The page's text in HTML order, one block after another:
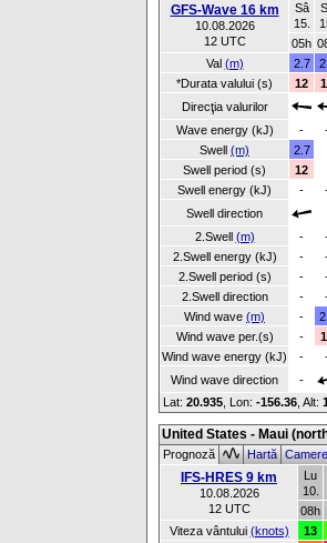
GFS-Wave 16 km
10.08.2026
12 UTC
Sâ
15.
05h
Val (m) 2.7
*Durata valului (s)
12
Direcţia valurilor
Wave energy (kJ)
-
Swell (m) 2.7
Swell period (s)
12
Swell energy (kJ)
-
Swell direction
2.Swell (m) -
2.Swell energy (kJ)
-
2.Swell period (s)
-
2.Swell direction
-
Wind wave (m) -
Wind wave per.(s)
-
Wind wave energy (kJ)
-
Wind wave direction
-
Lat: 20.935 , Lon: -156.36 Alt:
United States - Maui
Prognoză Hartă
IFS-HRES 9 km
10.08.2026
12 UTC
Lu
10.
08h
Viteza vântului (knots) 13